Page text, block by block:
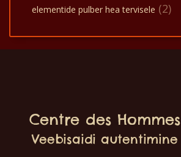
elementide pulber hea tervisele (2)
Centre des Hommes
Veebisaidi autentimine